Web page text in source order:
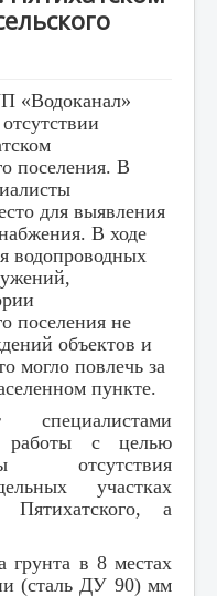
«Водоканал»
поселения. В
для выявления
В ходе
водопроводных
поселения не
объектов и
могло повлечь за
пункте.
работы с целью
отсутствия
участках
а
грунта в 8 местах
(сталь ДУ 90) мм